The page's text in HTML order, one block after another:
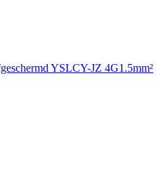
YSLCY-JZ 4G1.5mm²